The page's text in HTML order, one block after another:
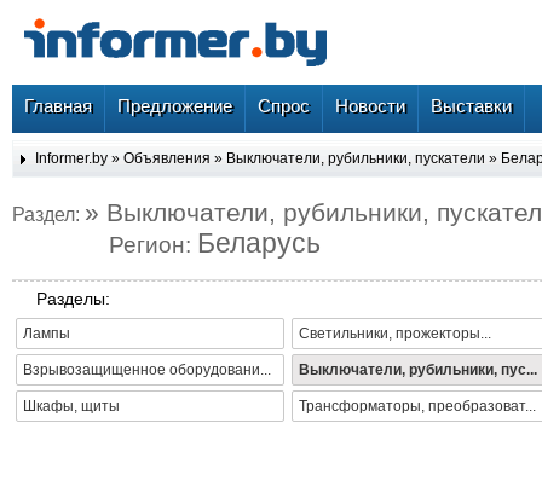
Главная Предложение Спрос Новости Выставки
Informer.by » Объявления » Выключатели, рубильники, пускатели »
Раздел: » Выключатели, рубильники,
Регион: Беларусь
Разделы:
Лампы Светильники, прожекторы...
Взрывозащищенное оборудовани... Выключатели, рубильники, пус...
Шкафы, щиты Трансформаторы, преобразоват...